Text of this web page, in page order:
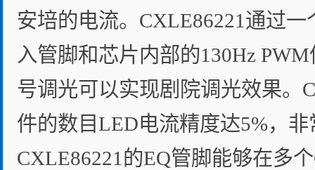
安培的电流。CXLE86221通过
入管脚和芯片内部的130Hz
号调光可以实现剧院调光效果。
件的数目LED电流精度达5%，
CXLE86221的EQ管脚能够在多